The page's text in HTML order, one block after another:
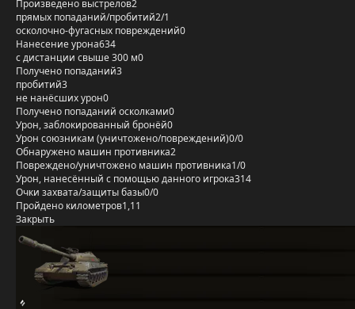
Произведено выстрелов2
прямых попаданий/пробитий2/1
осколочно-фугасных повреждений0
Нанесение урона634
с дистанции свыше 300 м0
Получено попаданий3
пробитий3
не нанёсших урон0
Получено попаданий осколками0
Урон, заблокированный бронёй0
Урон союзникам (уничтожено/повреждений)0/0
Обнаружено машин противника2
Повреждено/уничтожено машин противника1/0
Урон, нанесённый с помощью данного игрока314
Очки захвата/защиты базы0/0
Пройдено километров1,11
Закрыть